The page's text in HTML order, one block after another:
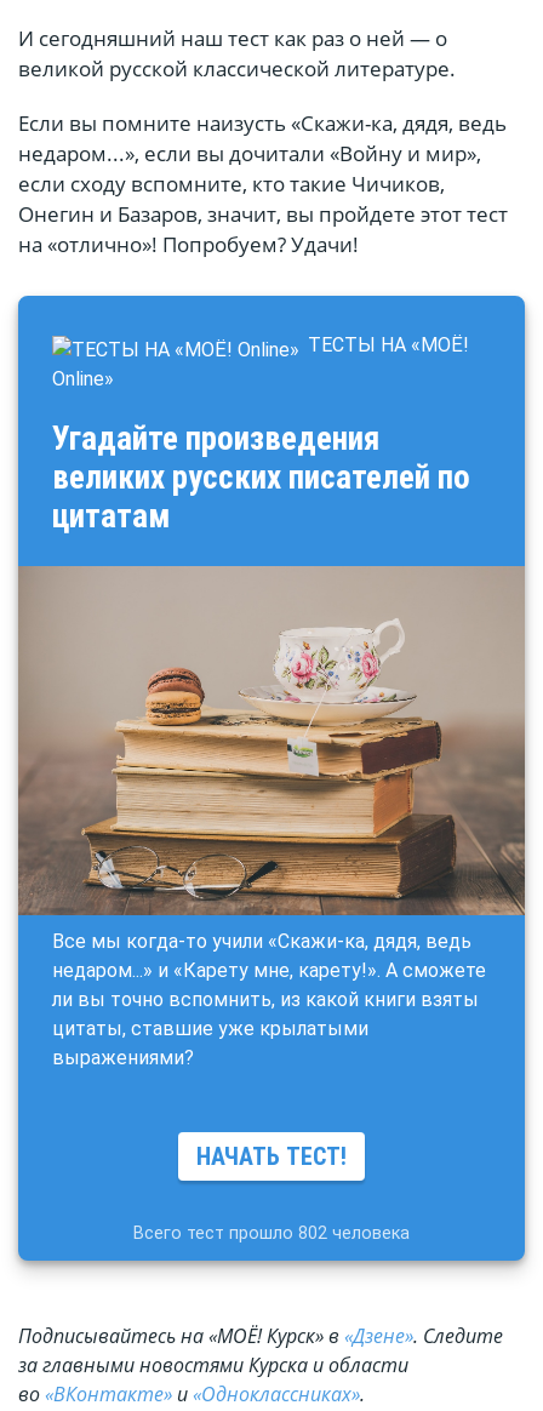
И сегодняшний наш тест как раз о ней — о
великой русской классической литературе.
Если вы помните наизусть «Скажи-ка, дядя, ведь
недаром...», если вы дочитали «Войну и мир»,
если сходу вспомните, кто такие Чичиков,
Онегин и Базаров, значит, вы пройдете этот тест
на «отлично»! Попробуем? Удачи!
ТЕСТЫ НА «МОЁ!
Online»
Q
u
i
Угадайте произведения
великих русских писателей по
цитатам
Все мы когда-то учили «Скажи-ка, дядя, ведь
недаром...» и «Карету мне, карету!». А сможете
ли вы точно вспомнить, из какой книги взяты
цитаты, ставшие уже крылатыми
выражениями?
НАЧАТЬ ТЕСТ!
Всего тест прошло 802 человека
Подписывайтесь на «МОЁ! Курск» в «Дзене». Cледите
за главными новостями Курска и области
во«ВКонтакте» и«Одноклассниках».